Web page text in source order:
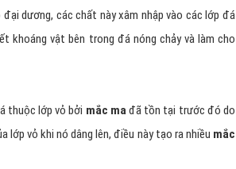
dương, các chất này xâm nhập vào các lớp đá
khoáng vật bên trong đá nóng chảy và làm cho
thuộc lớp vỏ bởi mắc mađã tồn tại trước đó do
lớp vỏ khi nó dâng lên, điều này tạo ra nhiều mắc